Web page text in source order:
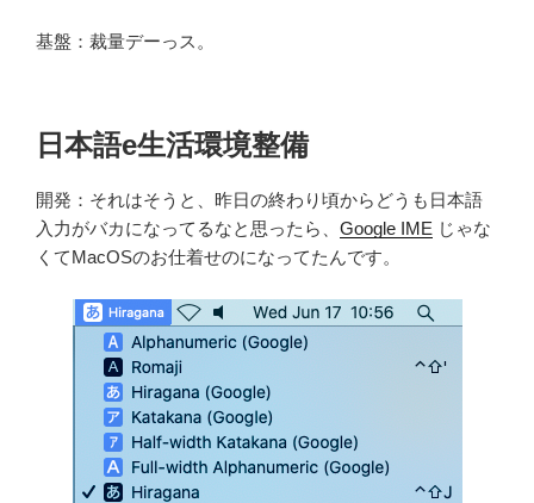
基盤：裁量デーっス。
日本語e生活環境整備
開発：それはそうと、昨日の終わり頃からどうも日本語
入力がバカになってるなと思ったら、 Google IME じゃな
くてMacOSのお仕着せのになってたんです。